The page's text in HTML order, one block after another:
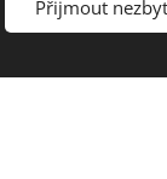
Přijmout